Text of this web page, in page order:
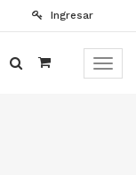
Ingresar
Menú